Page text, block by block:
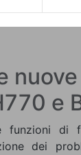
e
funzioni di
dei